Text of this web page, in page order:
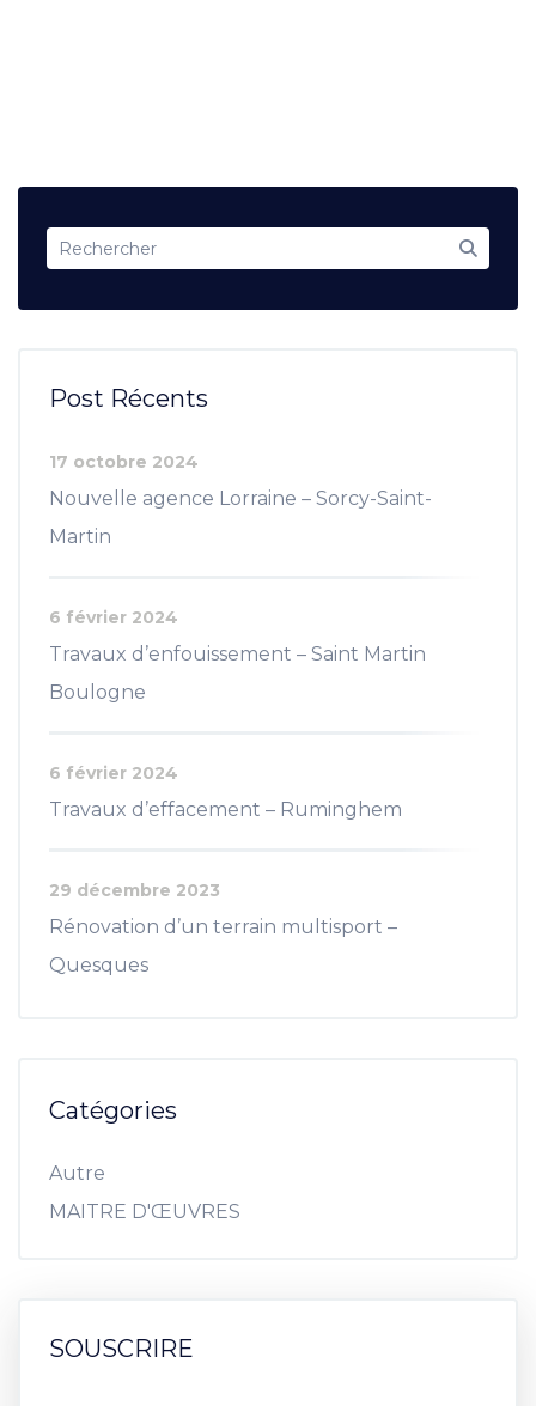
Post Récents
Nouvelle agence Lorraine – Sorcy-Saint-
Martin
17 octobre 2024
Travaux d’enfouissement – Saint Martin
Boulogne
6 février 2024
Travaux d’effacement – Ruminghem
6 février 2024
Rénovation d’un terrain multisport –
Quesques
29 décembre 2023
Catégories
Autre
MAITRE D'ŒUVRES
SOUSCRIRE